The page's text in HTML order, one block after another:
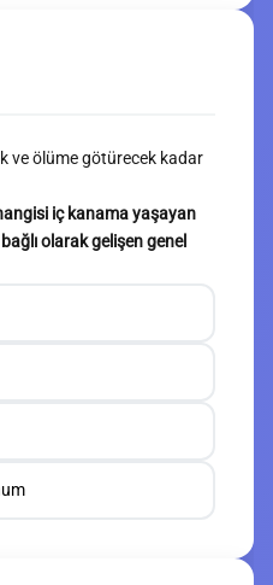
ve ölüme götürecek kadar
iç kanama yaşayan
olarak gelişen genel